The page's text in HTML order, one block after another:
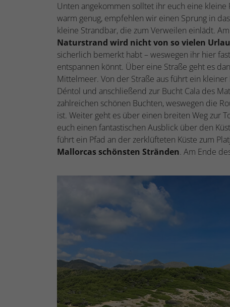
Unten angekommen solltet ihr euch eine kleine
warm genug, empfehlen wir einen Sprung in
kleine Strandbar, die zum Verweilen einlädt.
Naturstrand wird nicht von so vielen
sicherlich bemerkt habt – weswegen ihr hier
entspannen könnt. Über eine Straße geht es
Mittelmeer. Von der Straße aus führt ein
Déntol und anschließend zur Bucht Cala des
zahlreichen schönen Buchten, weswegen die
ist. Weiter geht es über einen breiten Weg zur
euch einen fantastischen Ausblick über den
führt ein Pfad an der zerklüfteten Küste zum
Mallorcas schönsten Stränden. Am Ende